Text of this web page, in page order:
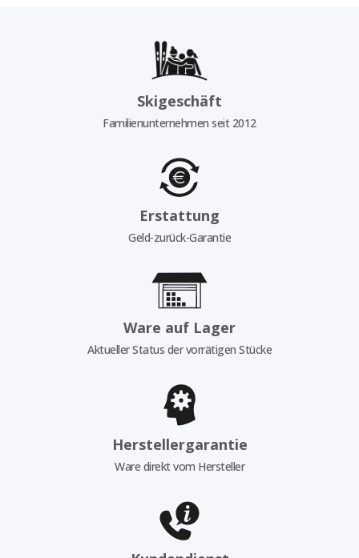
Skigeschäft
Familienunternehmen seit 2012
Erstattung
Geld-zurück-Garantie
Ware auf Lager
Aktueller Status der vorrätigen Stücke
Herstellergarantie
Ware direkt vom Hersteller